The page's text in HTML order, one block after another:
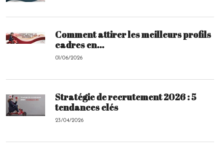
Comment attirer les meilleurs profils
cadres en...
01/06/2026
Stratégie de recrutement 2026 : 5
tendances clés
23/04/2026